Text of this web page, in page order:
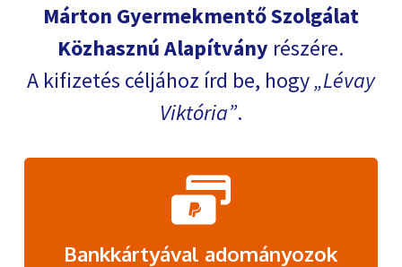
Márton Gyermekmentő Szolgálat
Közhasznú Alapítvány részére.
A kifizetés céljához írd be, hogy Lévay
Viktória .
Bankkártyával adományozok